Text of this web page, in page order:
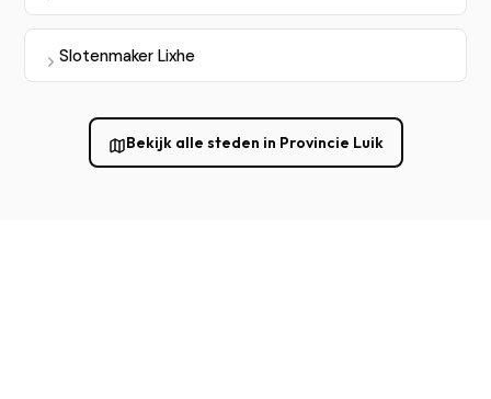
Slotenmaker Lixhe
Bekijk alle steden in Provincie Luik